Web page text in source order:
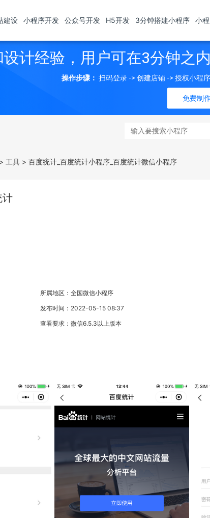
建设 小程序开发 公众号开发 H5开发 3分钟搭建小程序 小
计经验，用户可在3分钟之
免费制
操作步骤： 扫码登录 -> 创建店铺 -> 授权小程
> 工具 > 百度统计_百度统计小程序_百度统计微信小程序
计
所属地区：全国微信小程序
发布时间：2022-05-15 08:37
查看要求：微信6.5.3以上版本